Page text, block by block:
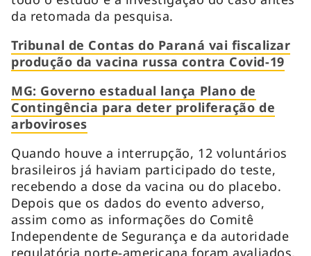
da retomada da pesquisa.
Tribunal de Contas do Paraná vai fiscalizar
produção da vacina russa contra Covid-19
MG: Governo estadual lança Plano de
Contingência para deter proliferação de
arboviroses
Quando houve a interrupção, 12 voluntários
brasileiros já haviam participado do teste,
recebendo a dose da vacina ou do placebo.
Depois que os dados do evento adverso,
assim como as informações do Comitê
Independente de Segurança e da autoridade
regulatória norte-americana foram avaliados,